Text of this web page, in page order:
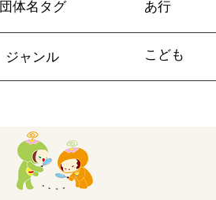
​団体名タグ あ行
​ジャンル こども